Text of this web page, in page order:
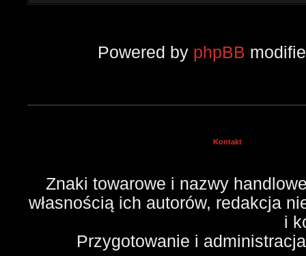
Powered by phpBB
Kontakt
Znaki towarowe i nazwy
własnością ich autorów, redakcja
i
Przygotowanie i